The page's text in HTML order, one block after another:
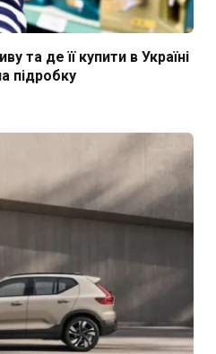
та де її купити в Україні
підробку